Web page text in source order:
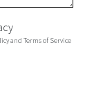
and Terms of Service